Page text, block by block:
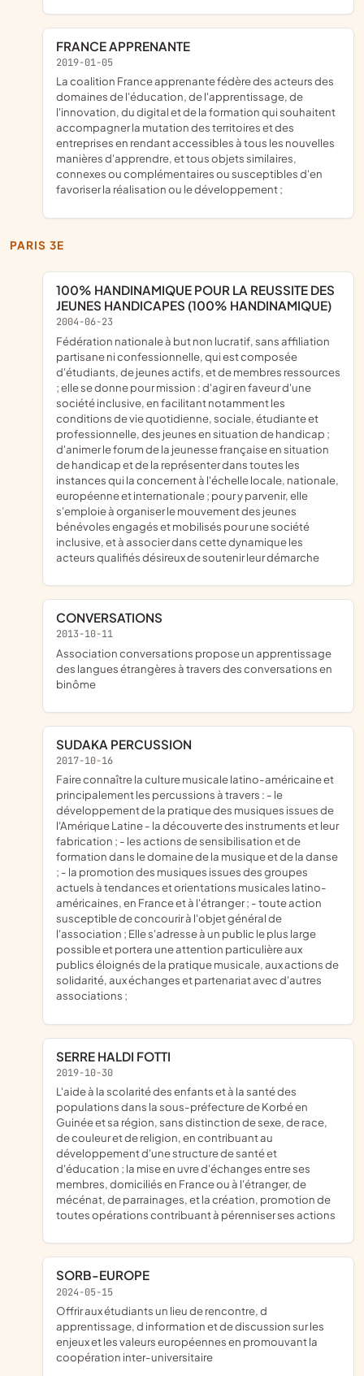
FRANCE APPRENANTE
2019-01-05
la coalition France apprenante fédère des acteurs des
domaines de l'éducation, de l'apprentissage, de
l'innovation, du digital et de la formation qui souhaitent
accompagner la mutation des territoires et des
entreprises en rendant accessibles à tous les nouvelles
manières d'apprendre, et tous objets similaires,
connexes ou complémentaires ou susceptibles d'en
favoriser la réalisation ou le développement ;
PARIS 3E
100% HANDINAMIQUE POUR LA REUSSITE DES
JEUNES HANDICAPES (100% HANDINAMIQUE)
2004-06-23
fédération nationale à but non lucratif, sans affiliation
partisane ni confessionnelle, qui est composée
d'étudiants, de jeunes actifs, et de membres ressources
; elle se donne pour mission : d'agir en faveur d'une
société inclusive, en facilitant notamment les
conditions de vie quotidienne, sociale, étudiante et
professionnelle, des jeunes en situation de handicap ;
d'animer le forum de la jeunesse française en situation
de handicap et de la représenter dans toutes les
instances qui la concernent à l'échelle locale, nationale,
européenne et internationale ; pour y parvenir, elle
s'emploie à organiser le mouvement des jeunes
bénévoles engagés et mobilisés pour une société
inclusive, et à associer dans cette dynamique les
acteurs qualifiés désireux de soutenir leur démarche
CONVERSATIONS
2013-10-11
association conversations propose un apprentissage
des langues étrangères à travers des conversations en
binôme
SUDAKA PERCUSSION
2017-10-16
faire connaître la culture musicale latino-américaine et
principalement les percussions à travers : - le
développement de la pratique des musiques issues de
l'Amérique Latine - la découverte des instruments et leur
fabrication ; - les actions de sensibilisation et de
formation dans le domaine de la musique et de la danse
; - la promotion des musiques issues des groupes
actuels à tendances et orientations musicales latino-
américaines, en France et à l'étranger ; - toute action
susceptible de concourir à l'objet général de
l'association ; Elle s'adresse à un public le plus large
possible et portera une attention particulière aux
publics éloignés de la pratique musicale, aux actions de
solidarité, aux échanges et partenariat avec d'autres
associations ;
SERRE HALDI FOTTI
2019-10-30
l'aide à la scolarité des enfants et à la santé des
populations dans la sous-préfecture de Korbé en
Guinée et sa région, sans distinction de sexe, de race,
de couleur et de religion, en contribuant au
développement d'une structure de santé et
d'éducation ; la mise en uvre d'échanges entre ses
membres, domiciliés en France ou à l'étranger, de
mécénat, de parrainages, et la création, promotion de
toutes opérations contribuant à pérenniser ses actions
SORB-EUROPE
2024-05-15
offrir aux étudiants un lieu de rencontre, d
apprentissage, d information et de discussion sur les
enjeux et les valeurs européennes en promouvant la
coopération inter-universitaire